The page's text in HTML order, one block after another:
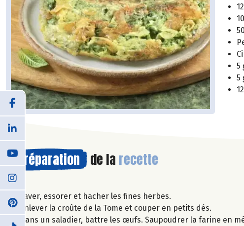
5
5
Préparation de la recette
Laver, essorer et hacher les fines herbes.
Enlever la croûte de la Tome et couper en petits dés.
Dans un saladier, battre les œufs. Saupoudrer la farine en